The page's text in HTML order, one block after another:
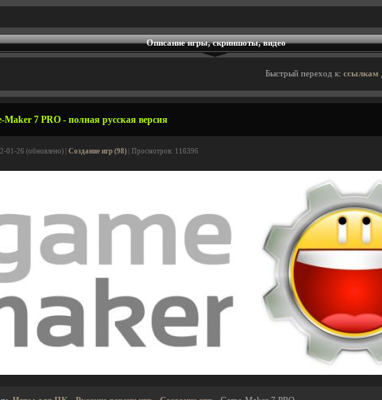
Описание игры, скриншоты, видео
Быстрый переход к: ссылкам
Maker 7 PRO - полная русская версия
01-26 (обновлено) | Создание игр (98) | Просмотров: 116396